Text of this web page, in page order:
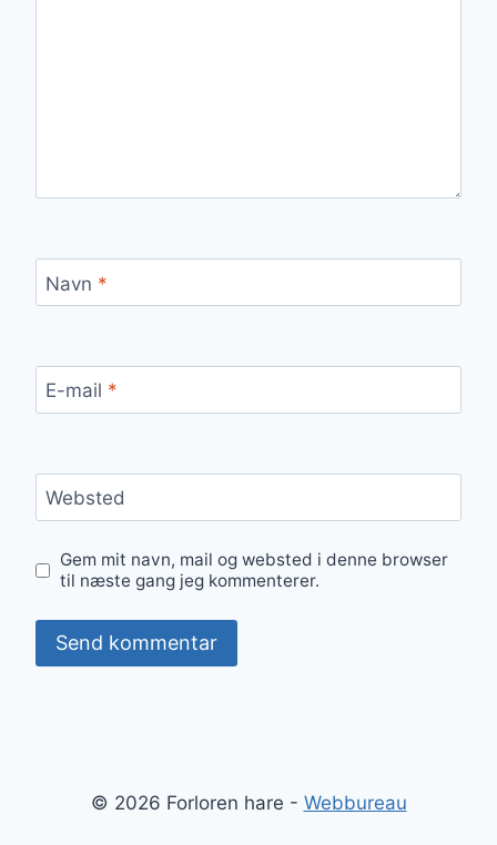
Navn *
E-mail *
Websted
Gem mit navn, mail og websted i denne browser
til næste gang jeg kommenterer.
© 2026 Forloren hare - Webbureau